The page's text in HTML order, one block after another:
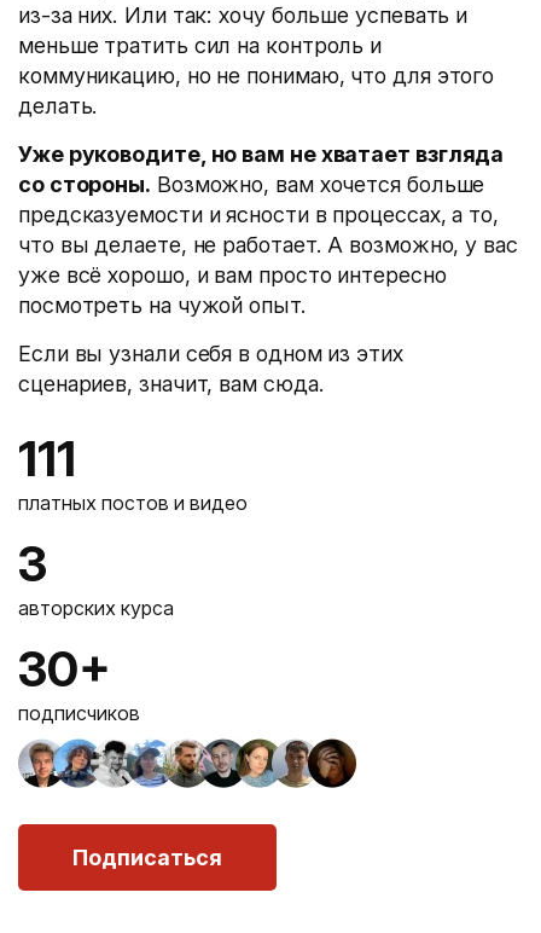
из-за них. Или так: хочу больше успевать и
меньше тратить сил на контроль и
коммуникацию, но не понимаю, что для этого
делать.
Уже руководите, но вам не хватает взгляда
со стороны. Возможно, вам хочется больше
предсказуемости и ясности в процессах, а то,
что вы делаете, не работает. А возможно, у вас
уже всё хорошо, и вам просто интересно
посмотреть на чужой опыт.
Если вы узнали себя в одном из этих
сценариев, значит, вам сюда.
111
платных постов и видео
3
авторских курса
30+
подписчиков
Подписаться